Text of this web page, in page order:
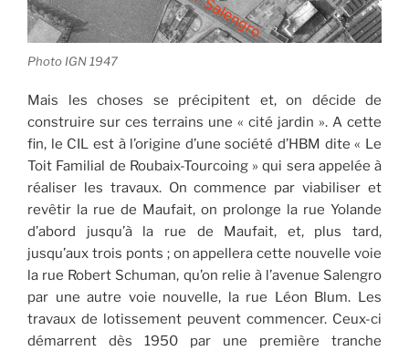
Photo IGN 1947
Mais les choses se précipitent et, on décide de
construire sur ces terrains une « cité jardin ». A cette
fin, le CIL est à l’origine d’une société d’HBM dite « Le
Toit Familial de Roubaix-Tourcoing » qui sera appelée à
réaliser les travaux. On commence par viabiliser et
revêtir la rue de Maufait, on prolonge la rue Yolande
d’abord jusqu’à la rue de Maufait, et, plus tard,
jusqu’aux trois ponts ; on appellera cette nouvelle voie
la rue Robert Schuman, qu’on relie à l’avenue Salengro
par une autre voie nouvelle, la rue Léon Blum. Les
travaux de lotissement peuvent commencer. Ceux-ci
démarrent dès 1950 par une première tranche